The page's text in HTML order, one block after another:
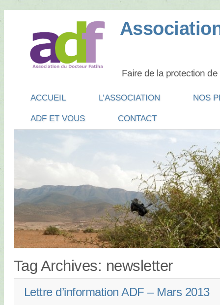
Faire de la protection
Main menu
SKIP
TO
ACCUEIL L’ASSOCIATION NOS
ADF ET VOUS CONTACT
Tag Archives: newsletter
Lettre d’information ADF – Mars 2013